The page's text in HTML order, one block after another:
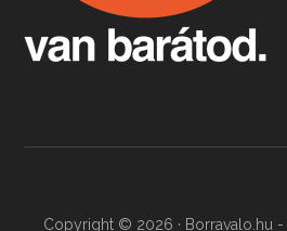
Copyright © 2026 · Borravalo.hu